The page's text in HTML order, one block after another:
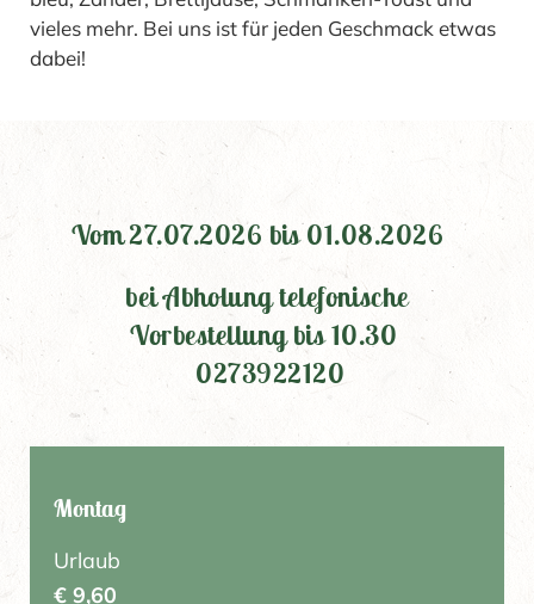
vieles mehr. Bei uns ist für jeden Geschmack etwas
dabei!
Vom 27.07.2026 bis 01.08.2026
bei Abholung telefonische
Vorbestellung bis 10.30
0273922120
Montag
Urlaub
€ 9,60